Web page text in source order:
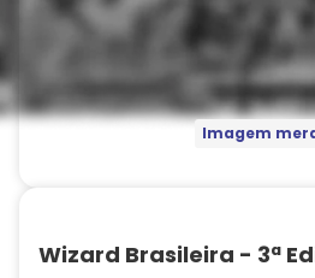
Imagem
Wizard Brasileira - 3ª